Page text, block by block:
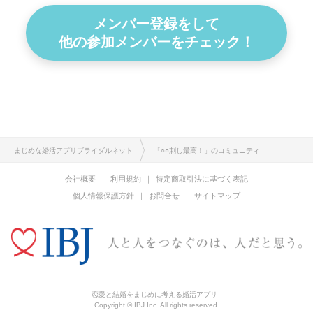
メンバー登録をして
他の参加メンバーをチェック！
まじめな婚活アプリブライダルネット 「○○刺し最高！」のコミュニティ
会社概要 利用規約
特定商取引法に基づく表記
個人情報保護方針
お問合せ サイトマップ
恋愛と結婚をまじめに考える婚活アプリ
Copyright © IBJ Inc. All rights reserved.